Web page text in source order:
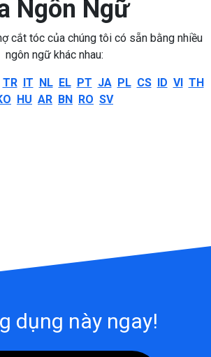
Ngôn Ngữ
cắt tóc của chúng tôi có sẵn bằng nhiều
ngôn ngữ khác nhau:
TR IT NL EL PT JA PL CS ID VI TH
HU AR BN RO SV
dụng này ngay!